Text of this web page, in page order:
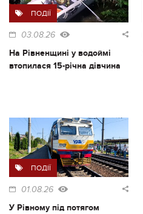
ПОДІЇ
03.08.26
На Рівненщині у водоймі
втопилася 15-річна дівчина
ПОДІЇ
01.08.26
У Рівному під потягом